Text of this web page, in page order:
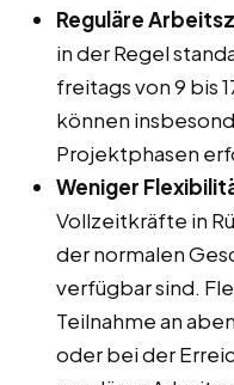
Reguläre
in der Regel
freitags von 9 bis
können
Projektphasen
Weniger
Vollzeitkräfte in
der normalen
verfügbar sind.
Teilnahme an
oder bei der